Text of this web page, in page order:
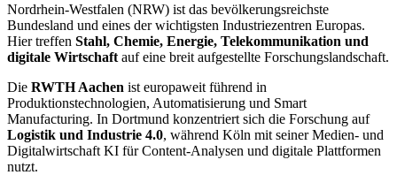
Nordrhein-Westfalen (NRW) ist das bevölkerungsreichste
Bundesland und eines der wichtigsten Industriezentren Europas.
Hier treffen Stahl, Chemie, Energie, Telekommunikation und
digitale Wirtschaft auf eine breit aufgestellte Forschungslandschaft.
Die RWTH Aachen ist europaweit führend in
Produktionstechnologien, Automatisierung und Smart
Manufacturing. In Dortmund konzentriert sich die Forschung auf
Logistik und Industrie 4.0, während Köln mit seiner Medien- und
Digitalwirtschaft KI für Content-Analysen und digitale Plattformen
nutzt.